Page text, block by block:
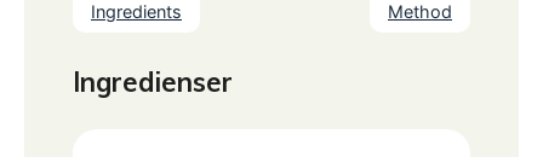
Ingredients Method
Ingredienser